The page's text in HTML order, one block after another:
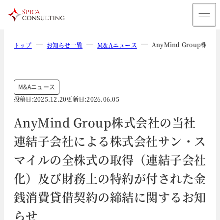
トップ お知らせ一覧 M&Aニュース AnyMind Group株式会
M&Aニュース
投稿日:2025.12.20更新日:2026.06.05
AnyMind Group株式会社の当社
連結子会社による株式会社サン・ス
マイルの全株式の取得（連結子会社
化）及び財務上の特約が付された金
銭消費貸借契約の締結に関するお知
らせ